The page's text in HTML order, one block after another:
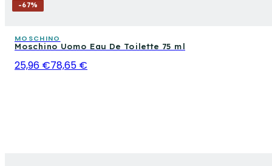
-67%
MOSCHINO
Moschino Uomo Eau De Toilette 75 ml
25,96 €78,65 €